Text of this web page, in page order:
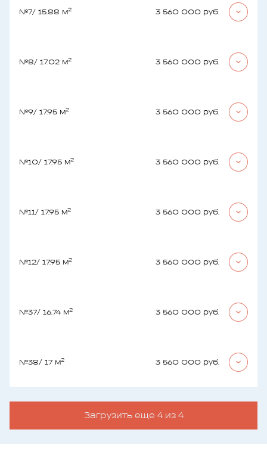
№7/ 15.88 м2 3 560 000 руб.
№8/ 17.02 м2 3 560 000 руб.
№9/ 17.95 м2 3 560 000 руб.
№10/ 17.95 м2 3 560 000 руб.
№11/ 17.95 м2 3 560 000 руб.
№12/ 17.95 м2 3 560 000 руб.
№37/ 16.74 м2 3 560 000 руб.
№38/ 17 м2 3 560 000 руб.
Загрузить еще 4 из 4